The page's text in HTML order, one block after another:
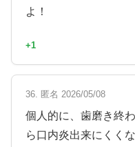
よ！
+1
36. 匿名 2026/05/08
個人的に、歯磨き終
ら口内炎出来にくくな